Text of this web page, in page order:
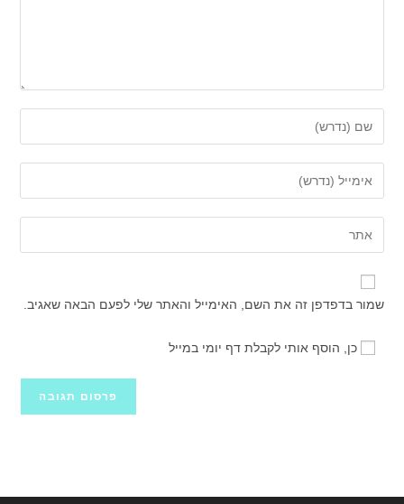
את
השם
שלך
שם
משתמש
כדי
להגיב
את
כתובת
דואר
שלך
כדי
את
כתובת
שלך
שמור בדפדפן זה את השם, האימייל והאתר שלי לפעם הבאה שאגיב.
כן, הוסף אותי לקבלת דף יומי במייל